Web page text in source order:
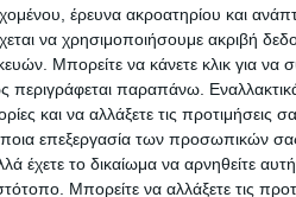
έρευνα ακροατηρίου και
να χρησιμοποιήσουμε ακριβή
Μπορείτε να κάνετε κλικ για να
περιγράφεται παραπάνω.
και να αλλάξετε τις προτιμήσεις
επεξεργασία των προσωπικών
έχετε το δικαίωμα να αρνηθείτε
Μπορείτε να αλλάξετε τις
της 11χρονης